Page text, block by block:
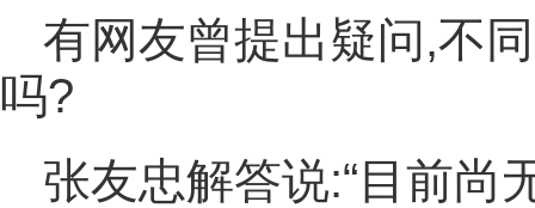
有网友曾提出疑问,不
吗?
张友忠解答说:“目前尚